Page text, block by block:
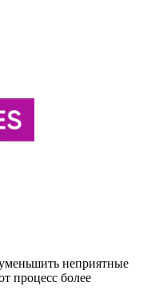
неприятные
процесс более